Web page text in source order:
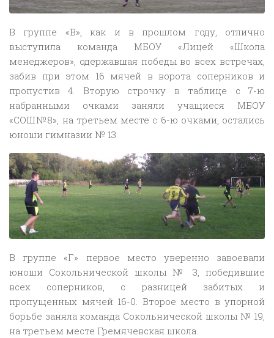
В группе «В», как и в прошлом году, отлично
выступила команда МБОУ «Лицей «Школа
менеджеров», одержавшая победы во всех встречах,
забив при этом 16 мячей в ворота соперников и
пропустив 4. Вторую строчку в таблице с 7-ю
набранными очками заняли учащиеся МБОУ
«СОШ№8», на третьем месте с 6-ю очками, остались
юноши гимназии № 13.
В группе «Г» первое место уверенно завоевали
юноши Сокольнической школы № 3, победившие
всех соперников, с разницей забитых и
пропущенных мячей 16-0. Второе место в упорной
борьбе заняла команда Сокольнической школы № 19,
на третьем месте Гремячевская школа.